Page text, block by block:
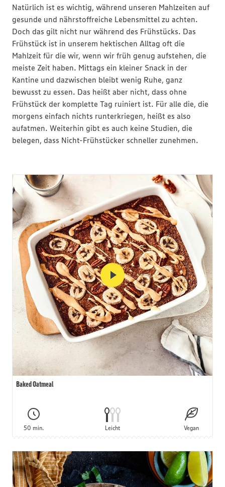
Natürlich ist es wichtig, während unseren Mahlzeiten auf
gesunde und nährstoffreiche Lebensmittel zu achten.
Doch das gilt nicht nur während des Frühstücks. Das
Frühstück ist in unserem hektischen Alltag oft die
Mahlzeit für die wir, wenn wir früh genug aufstehen, die
meiste Zeit haben. Mittags ein kleiner Snack in der
Kantine und dazwischen bleibt wenig Ruhe, ganz
bewusst zu essen. Das heißt aber nicht, dass ohne
Frühstück der komplette Tag ruiniert ist. Für alle die, die
morgens einfach nichts runterkriegen, heißt es also
aufatmen. Weiterhin gibt es auch keine Studien, die
belegen, dass Nicht-Frühstücker schneller zunehmen.
Baked Oatmeal
50 min. Leicht Vegan